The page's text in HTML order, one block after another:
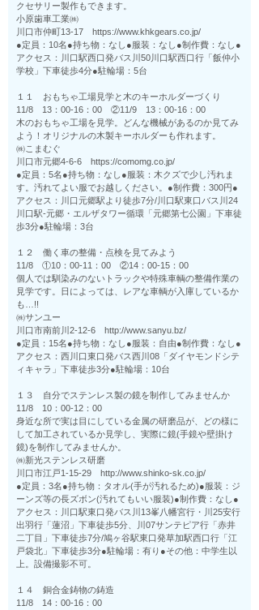
クセサリー製作もできます。
小原歯車工業㈱
川口市仲町13-17 https://www.khkgears.co.jp/
●定員：10名●持ち物：なし●服装：なし●制作費：なし●
アクセス：川口駅西口発バス川50川口駅西口行「飯仲小
学校」下車徒歩4分●駐輪場：5台
１１ おもちゃ工場見学と木のキーホルダーづくり
11/8 13：00-16：00 ②11/9 13：00-16：00
木のおもちゃ工場を見学。どんな機械があるのか見てみ
よう！オリジナルの木製キーホルダーも作れます。
㈱こまむぐ
川口市元郷4-6-6 https://comomg.co.jp/
●定員：5名●持ち物：なし●服装：木クズで少し汚れま
す。汚れてよい服でお越しください。●制作費：300円●
アクセス：川口元郷駅より徒歩7分/川口駅東口バス川24
川口駅-元郷・エルザタワー循環「元郷第七公園」下車徒
歩3分●駐輪場：3台
１２ 働く車の整備・点検を見てみよう
11/8 ①10：00-11：00 ②14：00-15：00
個人では馴染みのないトラックや特殊車輌の整備作業の
見学です。日によっては、レアな車輌が入庫しているか
も…!!
㈱サンユー
川口市南前川2-12-6 http://www.sanyu.bz/
●定員：15名●持ち物：なし●服装：自由●制作費：なし●
アクセス：西川口東口発バス西川08「ダイヤモンドシテ
ィキャラ」下車徒歩3分●駐輪場：10台
１３ 自分でステンレス製の鏡を制作してみませんか
11/8 10：00-12：00
身近な所で実は目にしている金属の研磨品が、どの様に
して加工されているか見学し、実際に鏡(手鏡や壁掛け
鏡)を制作してみませんか。
㈱新光ステンレス研磨
川口市江戸1-15-29 http://www.shinko-sk.co.jp/
●定員：3名●持ち物：タオル(手が汚れるため)●服装：ジ
ーンズ等の長ズボン(汚れてもいい服装)●制作費：なし●
アクセス：川口駅東口発バス川13峯八幡宮行・川25安行
出羽行「蓮沼」下車徒歩5分、川07サンテピア行「赤井
二丁目」下車徒歩7分/鳩ヶ谷駅東口発草加駅西口行「江
戸袋北」下車徒歩3分●駐輪場：有り●その他：中学生以
上。設備撮影不可。
１４ 銅合金鋳物の鋳造
11/8 14：00-16：00